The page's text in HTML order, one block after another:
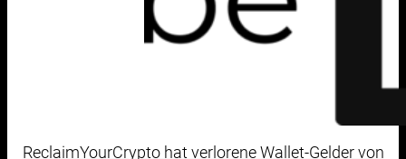
ReclaimYourCrypto hat verlorene Wallet-Gelder von